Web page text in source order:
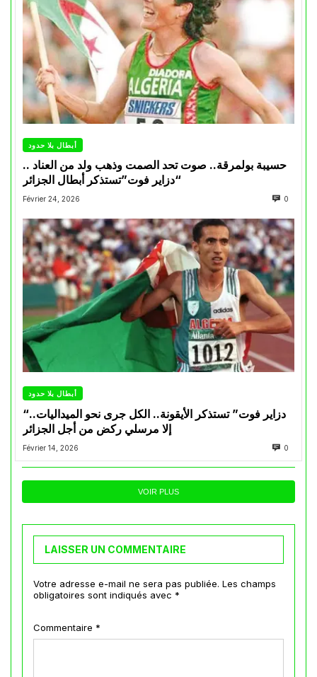
أبطال بلا حدود
حسيبة بولمرقة.. صوت تحد الصمت وذهب ولد من العناد ..
“دزاير فوت”تستذكر أبطال الجزائر
Février 24, 2026 0
أبطال بلا حدود
“دزاير فوت” تستذكر الأيقونة.. الكل جرى نحو الميداليات..
إلا مرسلي ركض من أجل الجزائر
Février 14, 2026 0
VOIR PLUS
LAISSER UN COMMENTAIRE
Votre adresse e-mail ne sera pas publiée. Les champs
obligatoires sont indiqués avec *
Commentaire *